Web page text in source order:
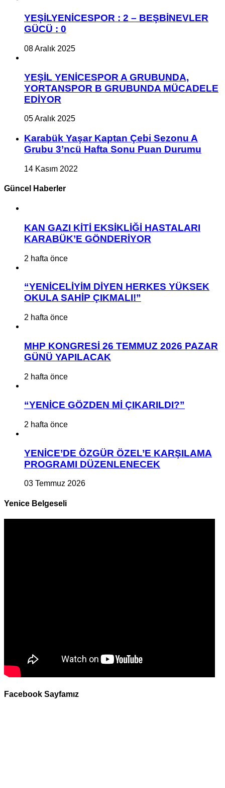
YEŞİLYENİCESPOR : 2 – BEŞBİNEVLER
GÜCÜ : 0
08 Aralık 2025
YEŞİL YENİCESPOR A GRUBUNDA,
YORTANSPOR B GRUBUNDA MÜCADELE
EDİYOR
05 Aralık 2025
Karabük Yaşar Kaptan Çebi Sezonu A
Grubu 3’ncü Hafta Sonu Puan Durumu
14 Kasım 2022
Güncel Haberler
KAN GAZI KİTİ EKSİKLİĞİ HASTALARI
KARABÜK’E GÖNDERİYOR
2 hafta önce
“YENİCELİYİM DİYEN HERKES YÜKSEK
OKULA SAHİP ÇIKMALI!”
2 hafta önce
MHP KONGRESİ 26 TEMMUZ 2026 PAZAR
GÜNÜ YAPILACAK
2 hafta önce
“YENİCE GÖZDEN Mİ ÇIKARILDI?”
2 hafta önce
YENİCE’DE ÖZGÜR ÖZEL’E KARŞILAMA
PROGRAMI DÜZENLENECEK
03 Temmuz 2026
Yenice Belgeseli
Facebook Sayfamız